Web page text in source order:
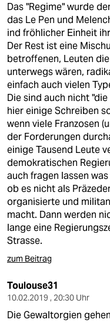
Das "Regime" wurde
das Le Pen und
ind fröhlicher Einheit
Der Rest ist eine
betroffenen, Leuten
unterwegs wären,
einfach auch vielen
Die sind auch nicht
hier einige Schreiben
wenn viele Franzosen
der Forderungen
einige Tausend Leute
demokratischen
auch fragen lassen
ob es nicht als
organisierte und
macht. Dann werden
lange eine
Strasse.
zum Beitrag
Toulouse31
10.02.2019 , 20:30 Uhr
Die Gewaltorgien